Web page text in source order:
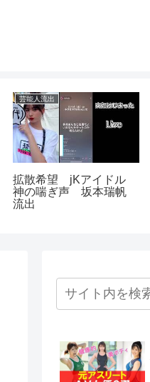
芸能人流出
拡散希望 jKアイドル
神の喘ぎ声 坂本瑞帆
流出